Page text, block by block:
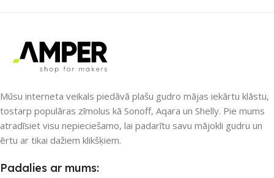
Mūsu interneta veikals piedāvā plašu gudro mājas iekārtu klāstu,
tostarp populāras zīmolus kā Sonoff, Aqara un Shelly. Pie mums
atradīsiet visu nepieciešamo, lai padarītu savu mājokli gudru un
ērtu ar tikai dažiem klikšķiem.
Padalies ar mums: